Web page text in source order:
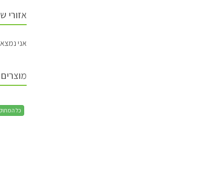
אזורי
אני
כל